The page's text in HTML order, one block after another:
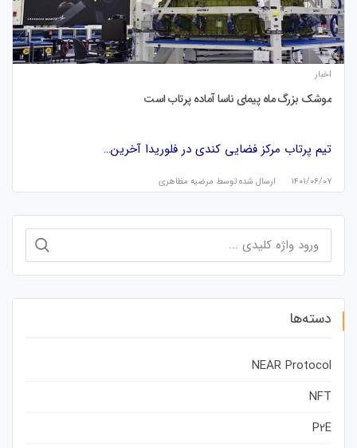
اخبار
موشک بزرگ ماه پیمای ناسا آماده پرتاب است
تیم‌ پرتاب مرکز فضایی کندی در فلوریدا آخرین…
۱۴۰۱/۰۶/۰۷ ارسال شده توسط مرضیه مظاهری
برای:
دسته‌ها
NEAR Protocol
NFT
P2E